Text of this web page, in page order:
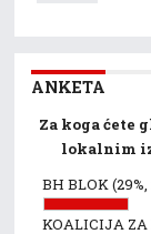
ANKETA
Za koga ćete
lokalnim
BH BLOK
KOALICIJA ZA